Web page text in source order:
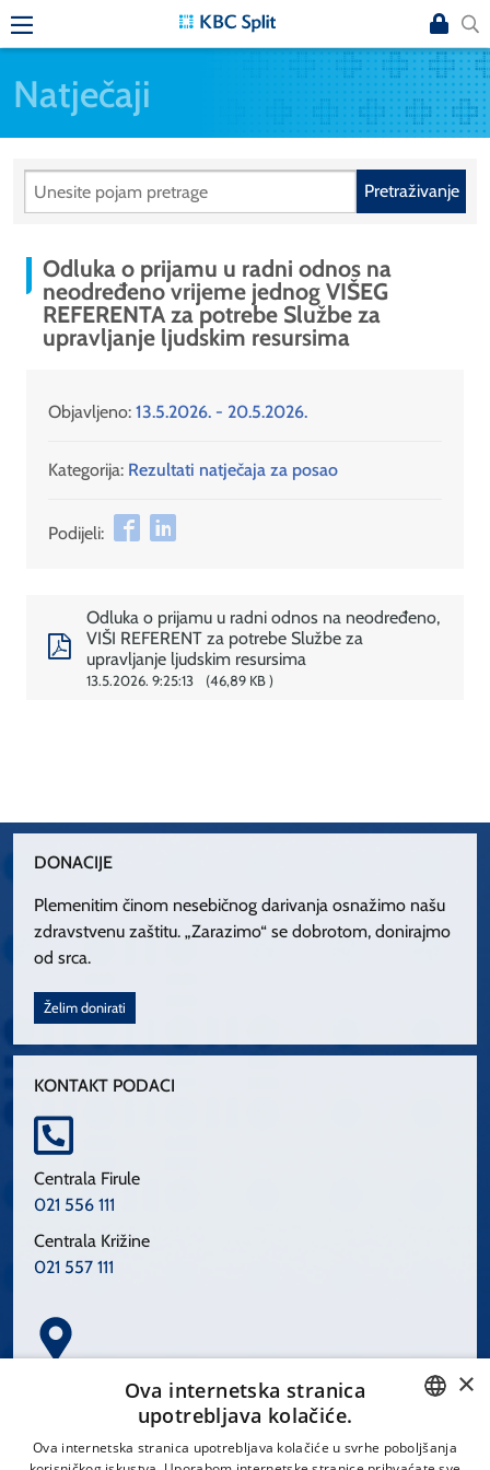
Natječaji
Pretraživanje
Odluka o prijamu u radni odnos na
neodređeno vrijeme jednog VIŠEG
REFERENTA za potrebe Službe za
upravljanje ljudskim resursima
Objavljeno: 13.5.2026. - 20.5.2026.
Kategorija: Rezultati natječaja za posao
Podijeli:
Odluka o prijamu u radni odnos na neodređeno,
VIŠI REFERENT za potrebe Službe za
upravljanje ljudskim resursima
13.5.2026. 9:25:13 46,89 KB
DONACIJE
Plemenitim činom nesebičnog darivanja osnažimo našu
zdravstvenu zaštitu. „Zarazimo“ se dobrotom, donirajmo
od srca.
Želim donirati
KONTAKT PODACI
Centrala Firule
021 556 111
Centrala Križine
021 557 111
Spinčićeva 1, 21000 Split
CROATIAN
×
Ova internetska stranica
upotrebljava kolačiće.
Ova internetska stranica upotrebljava kolačiće u svrhe poboljšanja